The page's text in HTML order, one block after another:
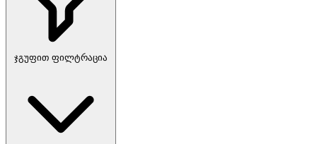
ჯგუფით ფილტრაცია